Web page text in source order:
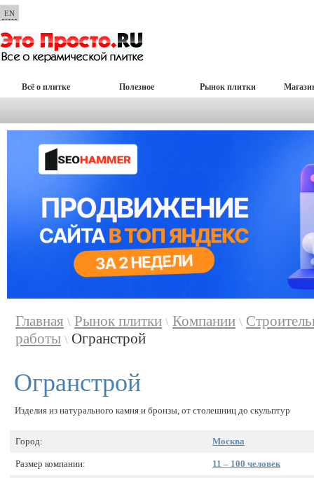
EN
Всё о плитке Полезное Рынок плитки
Главная \ Рынок плитки \ Компании \
работы \ Огранстрой
Огранстрой
Изделия из натурального камня и бронзы, от столешниц до скульптур
Город: Москва
Размер компании: 11 – 100 человек